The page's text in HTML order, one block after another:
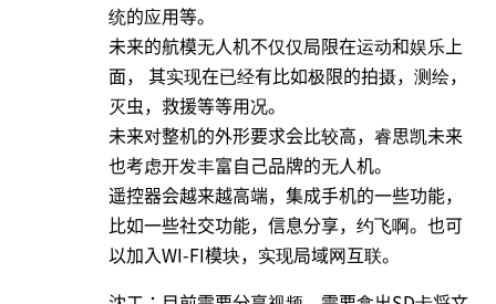
统的应用等。
未来的航模无人机不仅仅局限在运动和娱乐上
面， 其实现在已经有比如极限的拍摄，测绘，
灭虫，救援等等用况。
未来对整机的外形要求会比较高，睿思凯未来
也考虑开发丰富自己品牌的无人机。
遥控器会越来越高端，集成手机的一些功能，
比如一些社交功能，信息分享，约飞啊。也可
以加入WI-FI模块，实现局域网互联。